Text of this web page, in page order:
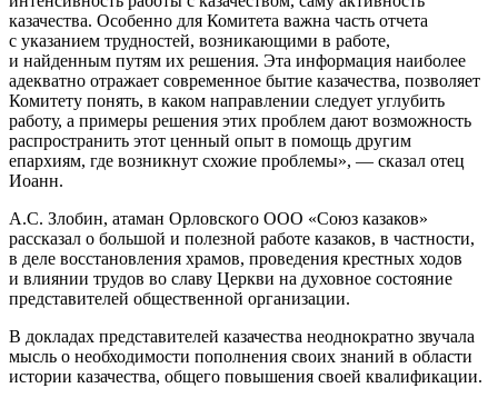
казачества. Особенно для Комитета важна часть отчета
с указанием трудностей, возникающими в работе,
и найденным путям их решения. Эта информация наиболее
адекватно отражает современное бытие казачества, позволяет
Комитету понять, в каком направлении следует углубить
работу, а примеры решения этих проблем дают возможность
распространить этот ценный опыт в помощь другим
епархиям, где возникнут схожие проблемы», — сказал отец
Иоанн.
А.С. Злобин, атаман Орловского ООО «Союз казаков»
рассказал о большой и полезной работе казаков, в частности,
в деле восстановления храмов, проведения крестных ходов
и влиянии трудов во славу Церкви на духовное состояние
представителей общественной организации.
В докладах представителей казачества неоднократно звучала
мысль о необходимости пополнения своих знаний в области
истории казачества, общего повышения своей квалификации.